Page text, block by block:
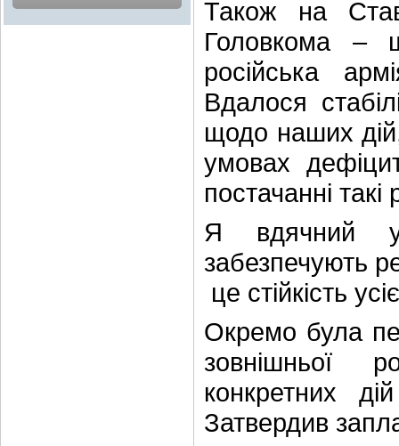
Також на
Головкома –
російська
Вдалося
щодо наших
умовах
постачанні
Я вдячний
забезпечують
це стійкість
Окремо була
зовнішньої
конкретних
Затвердив